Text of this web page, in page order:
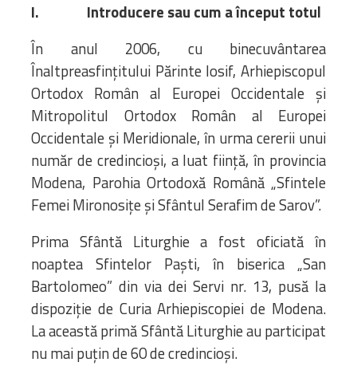
CONTACT
I. Introducere sau cum a început totul
În anul 2006, cu binecuvântarea
Înaltpreasfințitului Părinte Iosif, Arhiepiscopul
Ortodox Român al Europei Occidentale şi
Mitropolitul Ortodox Român al Europei
Occidentale și Meridionale, în urma cererii unui
număr de credincioşi, a luat fiinţă, în provincia
Modena, Parohia Ortodoxă Română „Sfintele
Femei Mironosiţe şi Sfântul Serafim de Sarov”.
Prima Sfântă Liturghie a fost oficiată în
noaptea Sfintelor Paşti, în biserica „San
Bartolomeo” din via dei Servi nr. 13, pusă la
dispoziţie de Curia Arhiepiscopiei de Modena.
La această primă Sfântă Liturghie au participat
nu mai puţin de 60 de credincioşi.